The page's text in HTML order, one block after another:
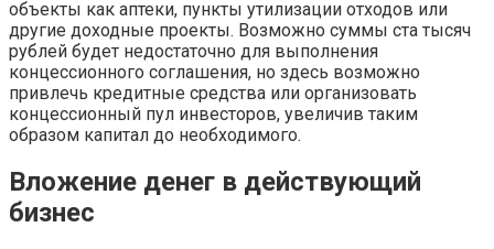
объекты как аптеки, пункты утилизации отходов или
другие доходные проекты. Возможно суммы ста тысяч
рублей будет недостаточно для выполнения
концессионного соглашения, но здесь возможно
привлечь кредитные средства или организовать
концессионный пул инвесторов, увеличив таким
образом капитал до необходимого.
Вложение денег в действующий
бизнес